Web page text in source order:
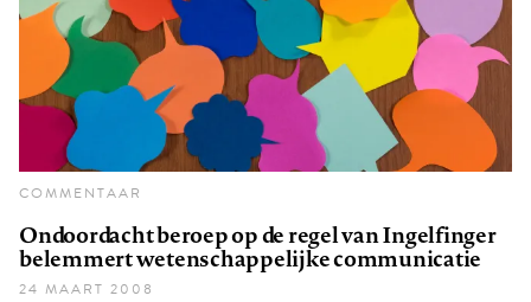
COMMENTAAR
Ondoordacht beroep op de regel van Ingelfinger
belemmert wetenschappelijke communicatie
24 MAART 2008